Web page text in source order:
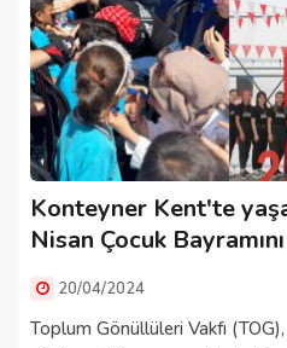
Konteyner Kent'te
Nisan Çocuk
20/04/2024
Toplum Gönüllüleri Vakfı